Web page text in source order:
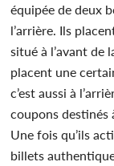
équipée de deux
l’arrière. Ils
situé à l’avant de
placent une
c’est aussi à
coupons destinés
Une fois qu’ils
billets